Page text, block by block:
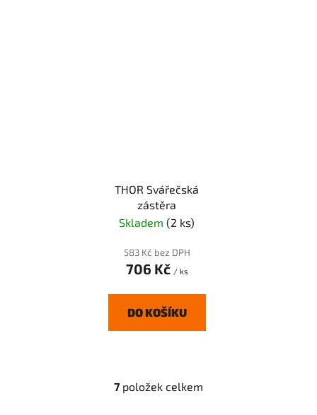
THOR Svářečská
zástěra
Skladem (2 ks)
583 Kč bez DPH
706 Kč / ks
DO KOŠÍKU
O
7 položek celkem